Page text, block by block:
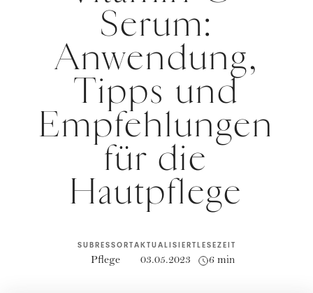
Serum:
Anwendung,
Tipps und
Empfehlungen
für die
Hautpflege
SUBRESSORT
Pflege
AKTUALISIERT
03.05.2023
LESEZEIT
6 min